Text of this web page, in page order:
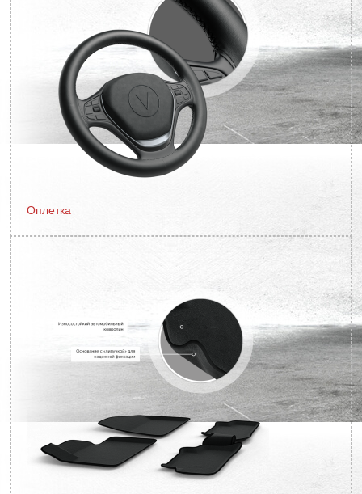
Оплетка